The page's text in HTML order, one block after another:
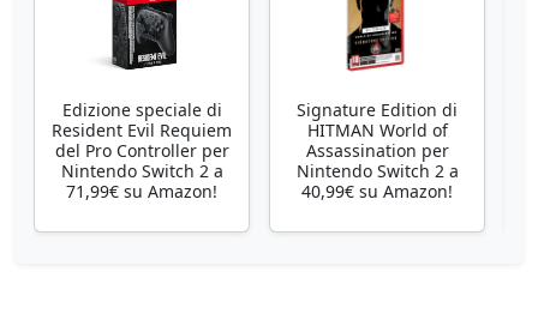
Edizione speciale di
Resident Evil Requiem
del Pro Controller per
Nintendo Switch 2 a
71,99€ su Amazon!
Signature Edition di
HITMAN World of
Assassination per
Nintendo Switch 2 a
40,99€ su Amazon!